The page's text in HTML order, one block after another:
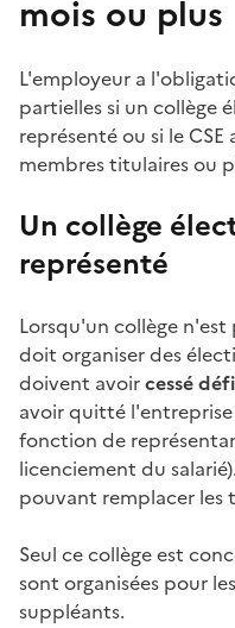
mois ou plus
L'employeur a
partielles si un collège
représenté ou si le
membres titulaires ou
Un collège
représenté
Lorsqu'un collège
doit organiser des
doivent avoircessé
avoir quitté
fonction de
licenciement du
pouvant remplacer les
Seul ce collège est
sont organisées pour
suppléants.